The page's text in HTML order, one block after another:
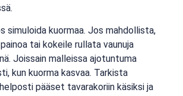
simuloida kuormaa. Jos mahdollista,
tai kokeile rullata vaunuja
Joissain malleissa ajotuntuma
kun kuorma kasvaa. Tarkista
pääset tavarakoriin käsiksi ja